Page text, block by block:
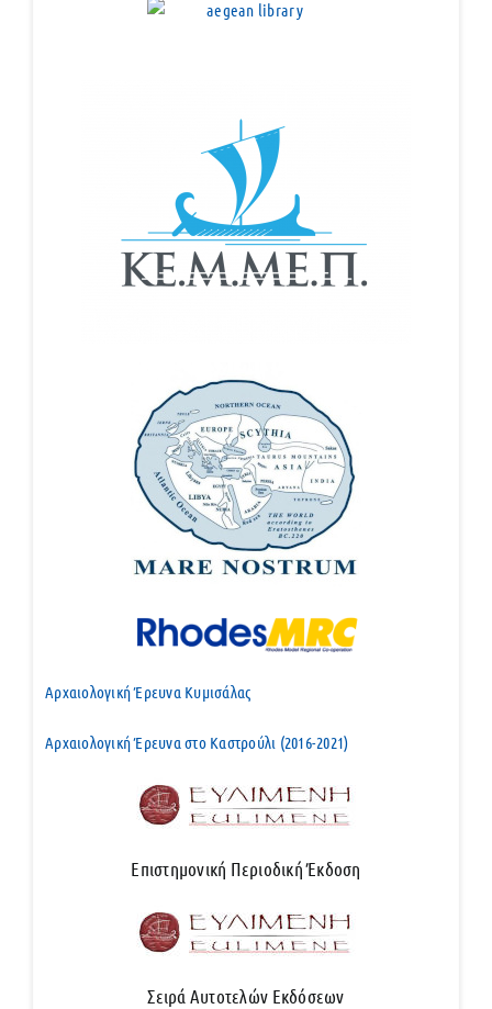
Αρχαιολογική Έρευνα Κυμισάλας
Αρχαιολογική Έρευνα στο Καστρούλι (2016-2021)
Επιστημονική Περιοδική Έκδοση
Σειρά Αυτοτελών Εκδόσεων